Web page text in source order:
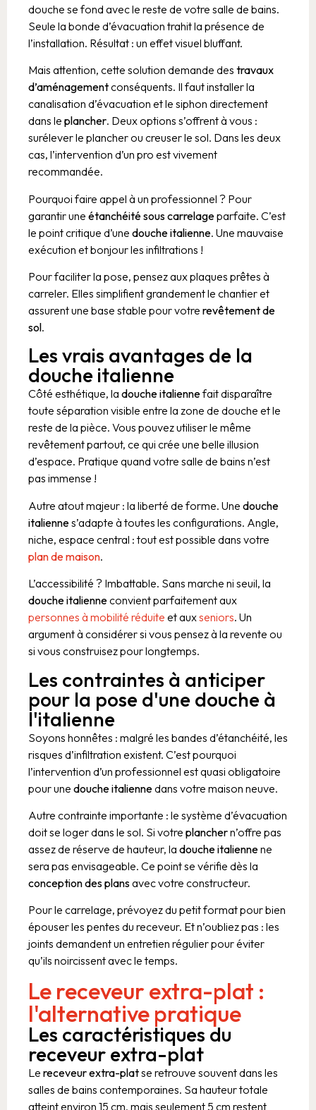
douche se fond avec le reste de votre salle de bains.
Seule la bonde d’évacuation trahit la présence de
l’installation. Résultat : un effet visuel bluffant.
Mais attention, cette solution demande des travaux
d’aménagementconséquents. Il faut installer la
canalisation d’évacuation et le siphon directement
dans le plancher. Deux options s’offrent à vous :
surélever le plancher ou creuser le sol. Dans les deux
cas, l’intervention d’un pro est vivement
recommandée.
Pourquoi faire appel à un professionnel ? Pour
garantir une étanchéité sous carrelageparfaite. C’est
le point critique d’une douche italienne. Une mauvaise
exécution et bonjour les infiltrations !
Pour faciliter la pose, pensez aux plaques prêtes à
carreler. Elles simplifient grandement le chantier et
assurent une base stable pour votre revêtement de
sol.
Les vrais avantages de la
douche italienne
Côté esthétique, la douche italiennefait disparaître
toute séparation visible entre la zone de douche et le
reste de la pièce. Vous pouvez utiliser le même
revêtement partout, ce qui crée une belle illusion
d’espace. Pratique quand votre salle de bains n’est
pas immense !
Autre atout majeur : la liberté de forme. Une douche
italiennes’adapte à toutes les configurations. Angle,
niche, espace central : tout est possible dans votre
plan de maison.
L’accessibilité ? Imbattable. Sans marche ni seuil, la
douche italienneconvient parfaitement aux
personnes à mobilité réduite et auxseniors. Un
argument à considérer si vous pensez à la revente ou
si vous construisez pour longtemps.
Les contraintes à anticiper
pour la pose d'une douche à
l'italienne
Soyons honnêtes : malgré les bandes d’étanchéité, les
risques d’infiltration existent. C’est pourquoi
l’intervention d’un professionnel est quasi obligatoire
pour une douche italiennedans votre maison neuve.
Autre contrainte importante : le système d’évacuation
doit se loger dans le sol. Si votre planchern’offre pas
assez de réserve de hauteur, la douche italiennene
sera pas envisageable. Ce point se vérifie dès la
conception des plansavec votre constructeur.
Pour le carrelage, prévoyez du petit format pour bien
épouser les pentes du receveur. Et n’oubliez pas : les
joints demandent un entretien régulier pour éviter
qu’ils noircissent avec le temps.
Le receveur extra-plat :
l'alternative pratique
Les caractéristiques du
receveur extra-plat
Le receveur extra-platse retrouve souvent dans les
salles de bains contemporaines. Sa hauteur totale
atteint environ 15 cm, mais seulement 5 cm restent